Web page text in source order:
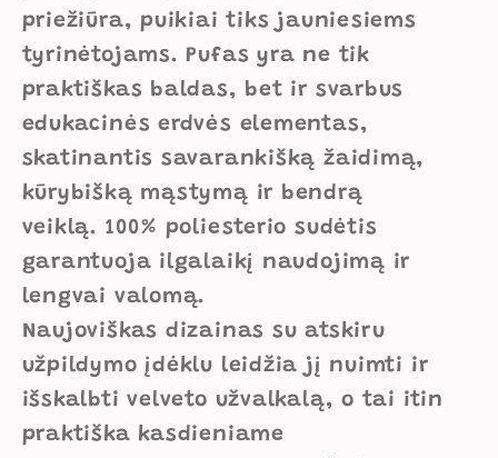
priežiūra, puikiai tiks jauniesiems
tyrinėtojams. Pufas yra ne tik
praktiškas baldas, bet ir svarbus
edukacinės erdvės elementas,
skatinantis savarankišką žaidimą,
kūrybišką mąstymą ir bendrą
veiklą. 100% poliesterio sudėtis
garantuoja ilgalaikį naudojimą ir
lengvai valomą.
Naujoviškas dizainas su atskiru
užpildymo įdėklu leidžia jį nuimti ir
išskalbti velveto užvalkalą, o tai itin
praktiška kasdieniame